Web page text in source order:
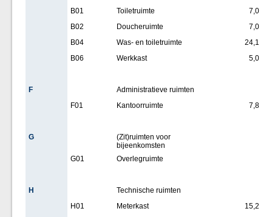
B01
Toiletruimte
7,0
B02
Doucheruimte
7,0
B04
Was- en toiletruimte
24,1
B06
Werkkast 5,0
F
Administratieve ruimten
F01
Kantoorruimte 7,8
G
(Zit)ruimten voor
bijeenkomsten
G01
Overlegruimte
H
Technische ruimten
H01
Meterkast
15,2